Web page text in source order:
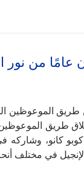
عامًا من نور
طريق الموعوظين
كوبو كانو،
في مختلف